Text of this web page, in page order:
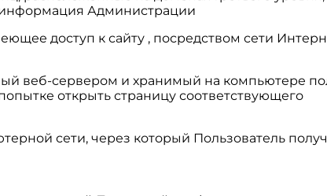
информация Администрации
доступ к сайту , посредством сети
веб-сервером и хранимый на компьютере
открыть страницу соответствующего
сети, через который Пользователь